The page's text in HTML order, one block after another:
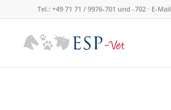
Tel.: +49 71 71 / 9976-701 und -702 · E-Mail